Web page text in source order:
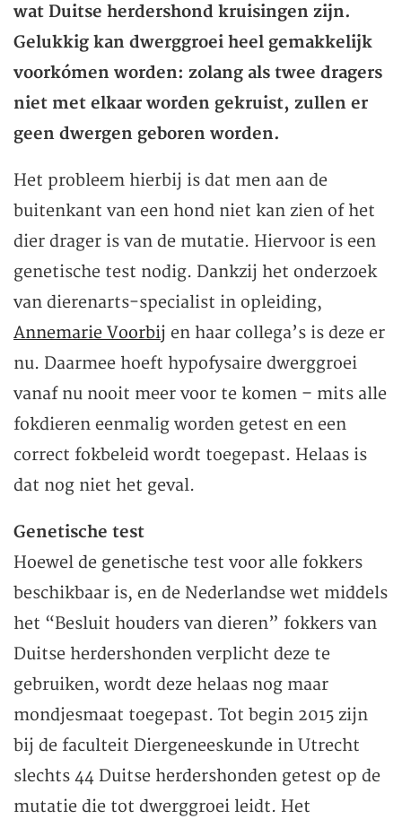
wat Duitse herdershond kruisingen zijn.
Gelukkig kan dwerggroei heel gemakkelijk
voorkómen worden: zolang als twee dragers
niet met elkaar worden gekruist, zullen er
geen dwergen geboren worden.
Het probleem hierbij is dat men aan de
buitenkant van een hond niet kan zien of het
dier drager is van de mutatie. Hiervoor is een
genetische test nodig. Dankzij het onderzoek
van dierenarts-specialist in opleiding,
Annemarie Voorbij en haar collega’s is deze er
nu. Daarmee hoeft hypofysaire dwerggroei
vanaf nu nooit meer voor te komen – mits alle
fokdieren eenmalig worden getest en een
correct fokbeleid wordt toegepast. Helaas is
dat nog niet het geval.
Genetische test
Hoewel de genetische test voor alle fokkers
beschikbaar is, en de Nederlandse wet middels
het “Besluit houders van dieren” fokkers van
Duitse herdershonden verplicht deze te
gebruiken, wordt deze helaas nog maar
mondjesmaat toegepast. Tot begin 2015 zijn
bij de faculteit Diergeneeskunde in Utrecht
slechts 44 Duitse herdershonden getest op de
mutatie die tot dwerggroei leidt. Het